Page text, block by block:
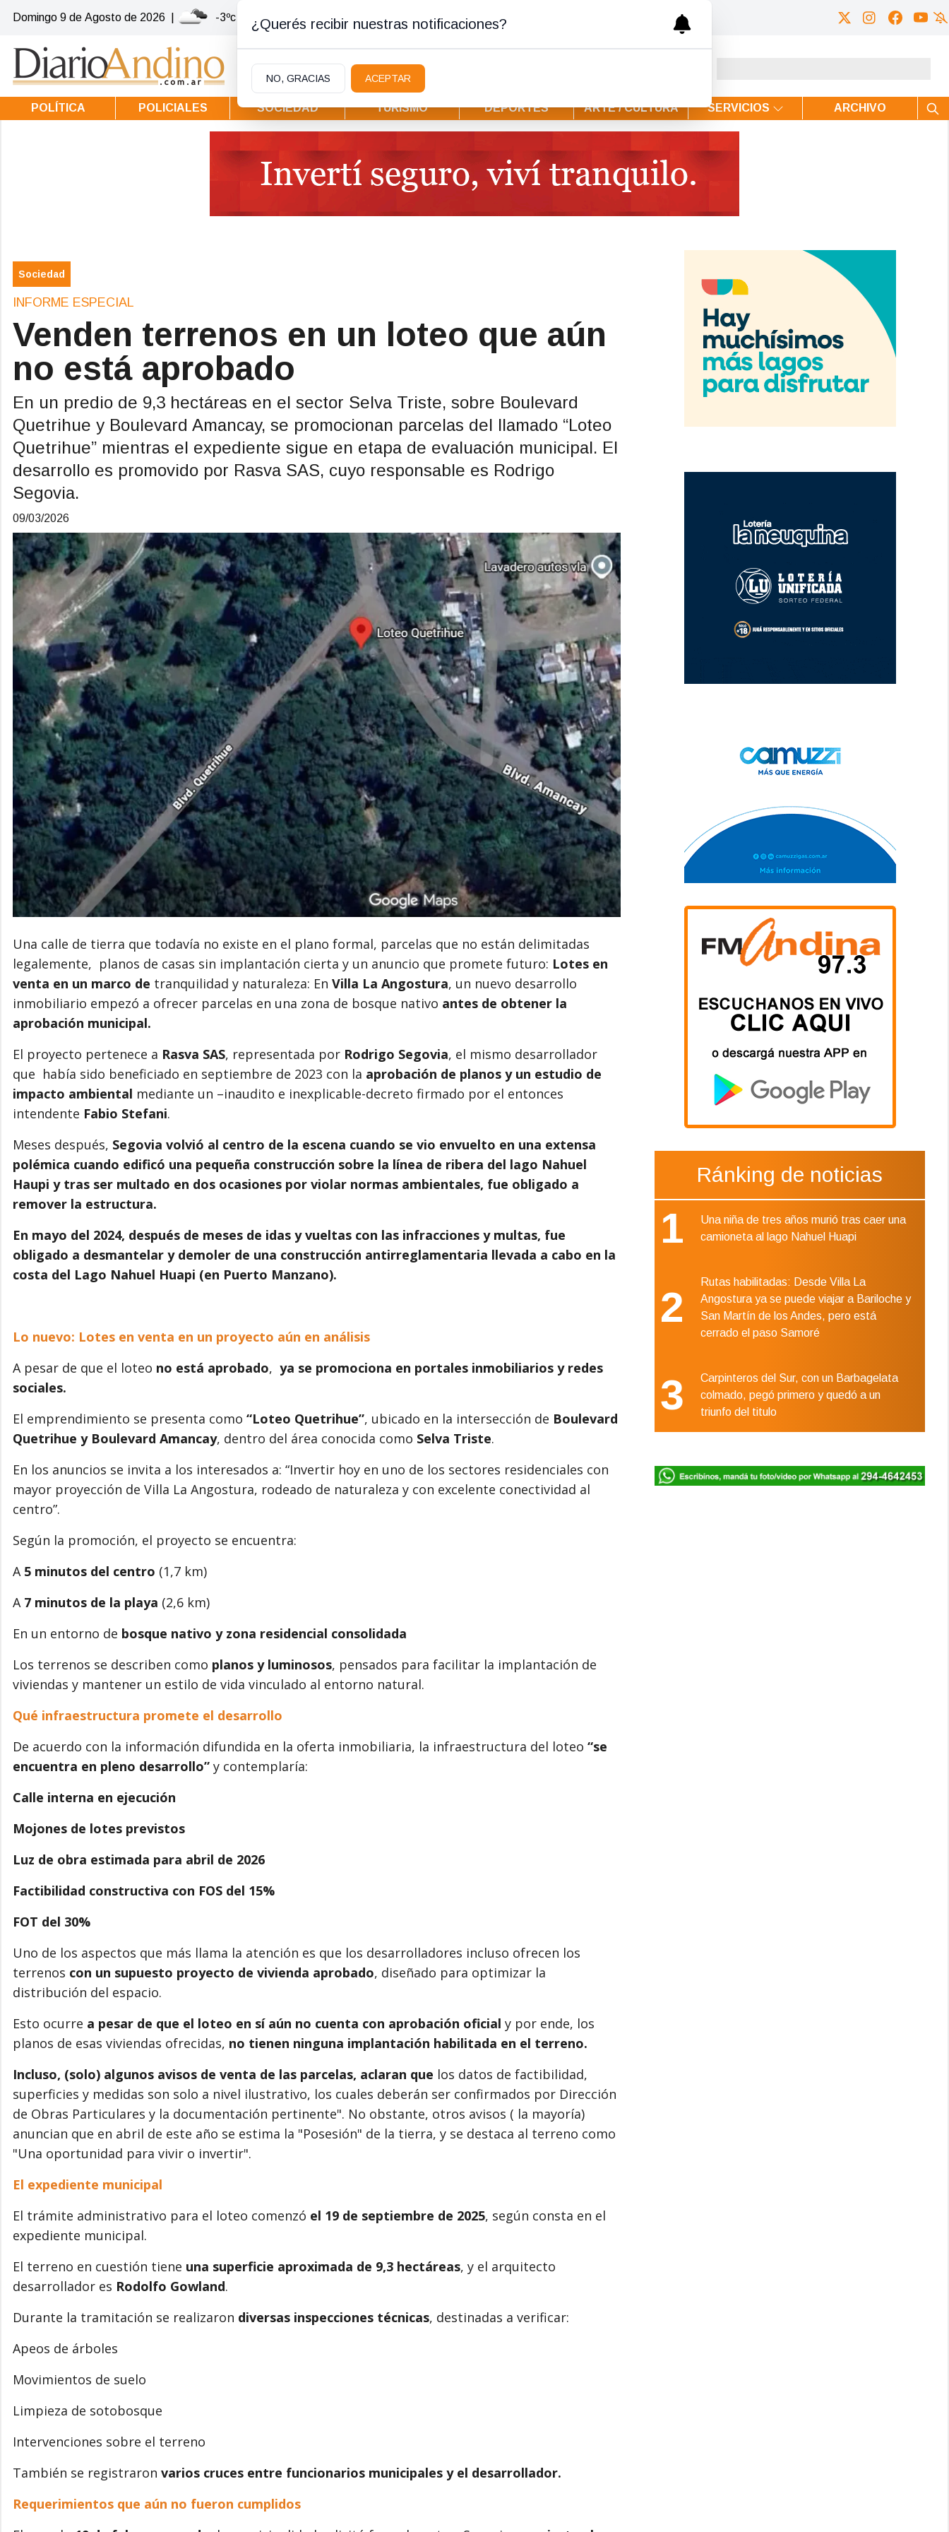
Domingo 9 de Agosto de 2026 -3ºc | Villa la Angostura
POLÍTICA POLICIALES SOCIEDAD TURISMO DEPORTES ARTE / CULTURA SERVICIOS ARCHIVO
Sociedad
INFORME ESPECIAL
Venden terrenos en un loteo que aún
no está aprobado
En un predio de 9,3 hectáreas en el sector Selva Triste, sobre Boulevard
Quetrihue y Boulevard Amancay, se promocionan parcelas del llamado “Loteo
Quetrihue” mientras el expediente sigue en etapa de evaluación municipal. El
desarrollo es promovido por Rasva SAS, cuyo responsable es Rodrigo
Segovia.
09/03/2026
Una calle de tierra que todavía no existe en el plano formal, parcelas que no están delimitadas
legalemente, planos de casas sin implantación cierta y un anuncio que promete futuro: Lotes en
venta en un marco de tranquilidad y naturaleza: En Villa La Angostura, un nuevo desarrollo
inmobiliario empezó a ofrecer parcelas en una zona de bosque nativo antes de obtener la
aprobación municipal.
El proyecto pertenece a Rasva SAS, representada por Rodrigo Segovia, el mismo desarrollador
que había sido beneficiado en septiembre de 2023 con la aprobación de planos y un estudio de
impacto ambiental mediante un –inaudito e inexplicable-decreto firmado por el entonces
intendente Fabio Stefani.
Meses después, Segovia volvió al centro de la escena cuando se vio envuelto en una extensa
polémica cuando edificó una pequeña construcción sobre la línea de ribera del lago Nahuel
Haupi y tras ser multado en dos ocasiones por violar normas ambientales, fue obligado a
remover la estructura.
En mayo del 2024, después de meses de idas y vueltas con las infracciones y multas, fue
obligado a desmantelar y demoler de una construcción antirreglamentaria llevada a cabo en la
costa del Lago Nahuel Huapi (en Puerto Manzano).
Lo nuevo: Lotes en venta en un proyecto aún en análisis
A pesar de que el loteo no está aprobado, ya se promociona en portales inmobiliarios y redes
sociales.
El emprendimiento se presenta como “Loteo Quetrihue”, ubicado en la intersección de Boulevard
Quetrihue y Boulevard Amancay, dentro del área conocida como Selva Triste.
En los anuncios se invita a los interesados a: “Invertir hoy en uno de los sectores residenciales con
mayor proyección de Villa La Angostura, rodeado de naturaleza y con excelente conectividad al
centro”.
Según la promoción, el proyecto se encuentra:
A 5 minutos del centro (1,7 km)
A 7 minutos de la playa (2,6 km)
En un entorno de bosque nativo y zona residencial consolidada
Los terrenos se describen como planos y luminosos, pensados para facilitar la implantación de
viviendas y mantener un estilo de vida vinculado al entorno natural.
Qué infraestructura promete el desarrollo
De acuerdo con la información difundida en la oferta inmobiliaria, la infraestructura del loteo “se
encuentra en pleno desarrollo” y contemplaría:
Calle interna en ejecución
Mojones de lotes previstos
Luz de obra estimada para abril de 2026
Factibilidad constructiva con FOS del 15%
FOT del 30%
Uno de los aspectos que más llama la atención es que los desarrolladores incluso ofrecen los
terrenos con un supuesto proyecto de vivienda aprobado, diseñado para optimizar la
distribución del espacio.
Esto ocurre a pesar de que el loteo en sí aún no cuenta con aprobación oficial y por ende, los
planos de esas viviendas ofrecidas, no tienen ninguna implantación habilitada en el terreno.
Incluso, (solo) algunos avisos de venta de las parcelas, aclaran que los datos de factibilidad,
superficies y medidas son solo a nivel ilustrativo, los cuales deberán ser confirmados por Dirección
de Obras Particulares y la documentación pertinente". No obstante, otros avisos ( la mayoría)
anuncian que en abril de este año se estima la "Posesión" de la tierra, y se destaca al terreno como
"Una oportunidad para vivir o invertir".
El expediente municipal
El trámite administrativo para el loteo comenzó el 19 de septiembre de 2025, según consta en el
expediente municipal.
El terreno en cuestión tiene una superficie aproximada de 9,3 hectáreas, y el arquitecto
desarrollador es Rodolfo Gowland.
Durante la tramitación se realizaron diversas inspecciones técnicas, destinadas a verificar:
Apeos de árboles
Movimientos de suelo
Limpieza de sotobosque
Intervenciones sobre el terreno
También se registraron varios cruces entre funcionarios municipales y el desarrollador.
Requerimientos que aún no fueron cumplidos
Ránking de noticias
1
Una niña de tres años murió tras caer una
camioneta al lago Nahuel Huapi
2
Rutas habilitadas: Desde Villa La
Angostura ya se puede viajar a Bariloche y
San Martín de los Andes, pero está
cerrado el paso Samoré
3
Carpinteros del Sur, con un Barbagelata
colmado, pegó primero y quedó a un
triunfo del titulo
¿Querés recibir nuestras notificaciones?
NO, GRACIAS ACEPTAR